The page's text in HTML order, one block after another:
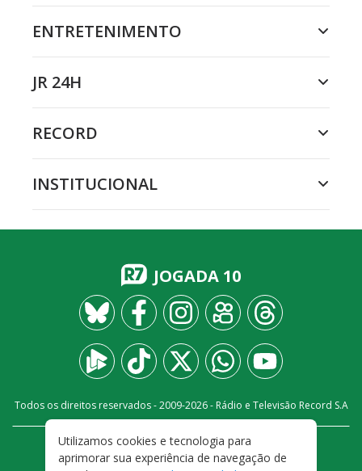
ENTRETENIMENTO
JR 24H
RECORD
INSTITUCIONAL
JOGADA 10
Todos os direitos reservados - 2009-2026- Rádio e Televisão Record S.A
FALE CONOSCO
PRIVACIDADE
Utilizamos cookies e tecnologia para
aprimorar sua experiência de navegação de